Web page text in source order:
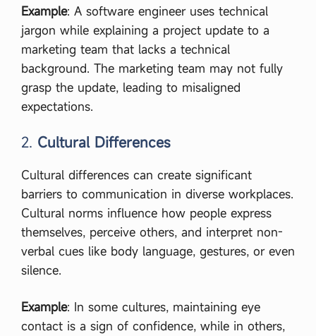
Example: A software engineer uses technical
jargon while explaining a project update to a
marketing team that lacks a technical
background. The marketing team may not fully
grasp the update, leading to misaligned
expectations.
2. Cultural Differences
Cultural differences can create significant
barriers to communication in diverse workplaces.
Cultural norms influence how people express
themselves, perceive others, and interpret non-
verbal cues like body language, gestures, or even
silence.
Example: In some cultures, maintaining eye
contact is a sign of confidence, while in others,